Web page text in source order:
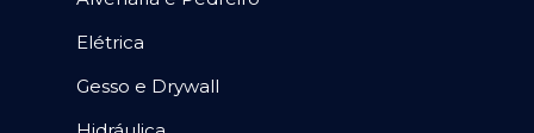
Elétrica
Gesso e Drywall